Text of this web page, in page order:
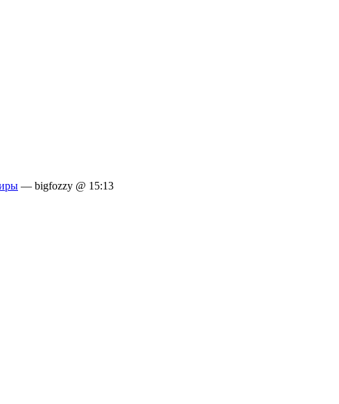
— bigfozzy @ 15:13